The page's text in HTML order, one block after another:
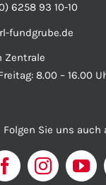
Folgen Sie uns auch
6258 93 10-10
fundgrube.de
Zentrale
8.00 – 16.00